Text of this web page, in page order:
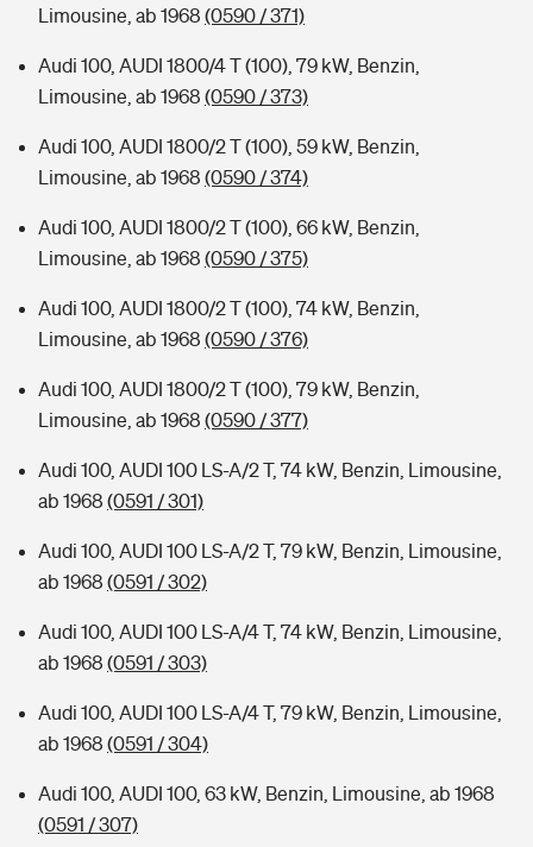
Limousine, ab 1968 (0590 / 371)
Audi 100, AUDI 1800/4 T (100), 79 kW, Benzin,
Limousine, ab 1968 (0590 / 373)
Audi 100, AUDI 1800/2 T (100), 59 kW, Benzin,
Limousine, ab 1968 (0590 / 374)
Audi 100, AUDI 1800/2 T (100), 66 kW, Benzin,
Limousine, ab 1968 (0590 / 375)
Audi 100, AUDI 1800/2 T (100), 74 kW, Benzin,
Limousine, ab 1968 (0590 / 376)
Audi 100, AUDI 1800/2 T (100), 79 kW, Benzin,
Limousine, ab 1968 (0590 / 377)
Audi 100, AUDI 100 LS-A/2 T, 74 kW, Benzin, Limousine,
ab 1968 (0591 / 301)
Audi 100, AUDI 100 LS-A/2 T, 79 kW, Benzin, Limousine,
ab 1968 (0591 / 302)
Audi 100, AUDI 100 LS-A/4 T, 74 kW, Benzin, Limousine,
ab 1968 (0591 / 303)
Audi 100, AUDI 100 LS-A/4 T, 79 kW, Benzin, Limousine,
ab 1968 (0591 / 304)
Audi 100, AUDI 100, 63 kW, Benzin, Limousine, ab 1968
(0591 / 307)